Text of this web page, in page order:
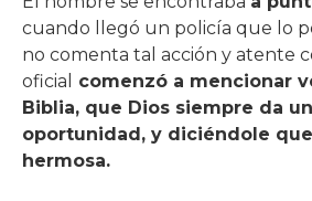
cuando llegó un policía que lo
no comenta tal acción y atente
oficial
comenzó a mencionar
Biblia, que Dios siempre da
oportunidad, y diciéndole
hermosa.